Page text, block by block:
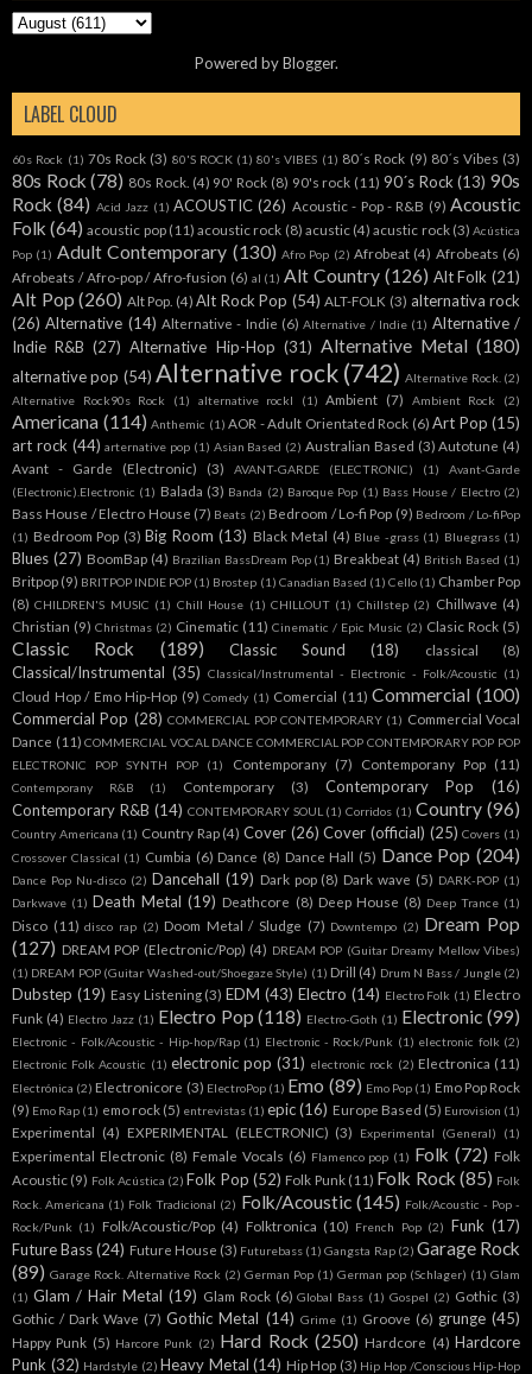
Powered byBlogger.
LABEL CLOUD
60s Rock (1) 70s Rock (3) 80'S ROCK (1) 80's VIBES (1) 80´s Rock (9) 80´s Vibes (3)
80s Rock (78) 80s Rock. (4) 90' Rock (8) 90's rock (11) 90´s Rock (13) 90s
Rock (84) Acid Jazz (1) ACOUSTIC (26) Acoustic - Pop - R&B (9) Acoustic
Folk (64) acoustic pop (11) acoustic rock (8) acustic (4) acustic rock (3) Acústica
Pop (1) Adult Contemporary (130) Afro Pop (2) Afrobeat (4) Afrobeats (6)
Afrobeats / Afro-pop / Afro-fusion (6) al (1) Alt Country (126) Alt Folk (21)
Alt Pop (260) Alt Pop. (4) Alt Rock Pop (54) ALT-FOLK (3) alternativa rock
(26) Alternative (14) Alternative - Indie (6) Alternative / Indie (1) Alternative /
Indie R&B (27) Alternative Hip-Hop (31) Alternative Metal (180)
alternative pop (54) Alternative rock (742) Alternative Rock. (2)
Alternative Rock90s Rock
(1) alternative rockl (1) Ambient (7) Ambient Rock (2)
Americana (114) Anthemic (1) AOR - Adult Orientated Rock (6) Art Pop (15)
art rock (44) arternative pop (1) Asian Based (2) Australian Based (3) Autotune (4)
Avant - Garde (Electronic)
(3) AVANT-GARDE (ELECTRONIC) (1)
Avant-Garde
(Electronic).Electronic (1) Balada (3) Banda (2) Baroque Pop (1) Bass House / Electro (2)
Bass House / Electro House (7) Beats (2) Bedroom / Lo-fi Pop (9) Bedroom / Lo-fiPop
(1) Bedroom Pop (3) Big Room (13) Black Metal (4) Blue -grass (1) Bluegrass (1)
Blues (27) BoomBap (4) Brazilian BassDream Pop (1) Breakbeat (4) British Based (1)
Britpop (9) BRITPOP INDIE POP (1) Brostep (1) Canadian Based (1) Cello (1) Chamber Pop
(8) CHILDREN'S MUSIC (1) Chill House (1) CHILLOUT (1) Chillstep (2) Chillwave (4)
Christian (9) Christmas (2) Cinematic (11) Cinematic / Epic Music (2) Clasic Rock (5)
Classic Rock (189) Classic Sound (18) classical (8)
Classical/Instrumental (35) Classical/Instrumental - Electronic - Folk/Acoustic (1)
Cloud Hop / Emo Hip-Hop (9) Comedy (1) Comercial (11) Commercial (100)
Commercial Pop (28) COMMERCIAL POP CONTEMPORARY (1) Commercial Vocal
Dance (11) COMMERCIAL VOCAL DANCE COMMERCIAL POP CONTEMPORARY POP POP
ELECTRONIC POP SYNTH POP
(1) Contemporany (7) Contemporany Pop (11)
Contemporany R&B (1) Contemporary (3) Contemporary Pop
(16)
Contemporary R&B (14) CONTEMPORARY SOUL (1) Corridos (1) Country (96)
Country Americana (1) Country Rap (4) Cover (26) Cover (official) (25) Covers (1)
Crossover Classical (1) Cumbia (6) Dance (8) Dance Hall (5) Dance Pop (204)
Dance Pop Nu-disco (2) Dancehall (19) Dark pop (8) Dark wave (5) DARK-POP (1)
Darkwave (1) Death Metal (19) Deathcore (8) Deep House (8) Deep Trance (1)
Disco (11) disco rap (2) Doom Metal / Sludge (7) Downtempo (2) Dream Pop
(127) DREAM POP (Electronic/Pop) (4) DREAM POP (Guitar Dreamy Mellow Vibes)
(1) DREAM POP (Guitar Washed-out/Shoegaze Style) (1) Drill (4) Drum N Bass / Jungle (2)
Dubstep (19) Easy Listening (3) EDM (43) Electro (14) Electro Folk (1) Electro
Funk (4) Electro Jazz (1) Electro Pop (118) Electro-Goth (1) Electronic (99)
Electronic - Folk/Acoustic - Hip-hop/Rap (1) Electronic - Rock/Punk (1) electronic folk (2)
Electronic Folk Acoustic (1) electronic pop (31) electronic rock (2) Electronica (11)
Electrónica (2) Electronicore (3) ElectroPop (1) Emo (89) Emo Pop (1) Emo Pop Rock
(9) Emo Rap (1) emo rock (5) entrevistas (1) epic (16) Europe Based (5) Eurovision (1)
Experimental (4) EXPERIMENTAL (ELECTRONIC) (3) Experimental (General) (1)
Experimental Electronic (8) Female Vocals (6) Flamenco pop (1) Folk (72) Folk
Acoustic (9) Folk Acústica (2) Folk Pop (52) Folk Punk (11) Folk Rock (85) Folk
Rock. Americana (1) Folk Tradicional (2) Folk/Acoustic (145) Folk/Acoustic - Pop -
Rock/Punk (1) Folk/Acoustic/Pop (4) Folktronica (10) French Pop (2) Funk (17)
Future Bass (24) Future House (3) Futurebass (1) Gangsta Rap (2) Garage Rock
(89) Garage Rock. Alternative Rock (2) German Pop (1) German pop (Schlager) (1) Glam
(1) Glam / Hair Metal (19) Glam Rock (6) Global Bass (1) Gospel (2) Gothic (3)
Gothic / Dark Wave (7) Gothic Metal (14) Grime (1) Groove (6) grunge (45)
Happy Punk (5) Harcore Punk (2) Hard Rock (250) Hardcore (4) Hardcore
Punk (32) Hardstyle (2) Heavy Metal (14) Hip Hop (3) Hip Hop /Conscious Hip-Hop